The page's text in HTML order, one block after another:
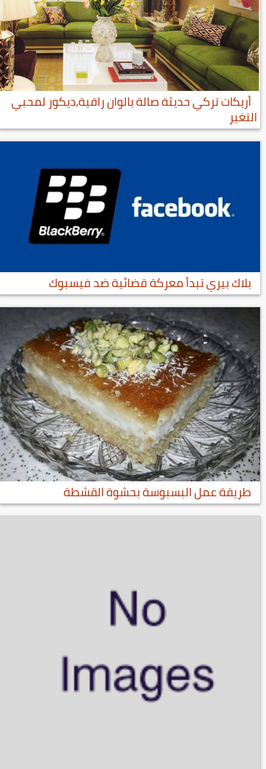
أريكات تركي حديثة صالة بالوان راقية,ديكور لمحبي
التغير
بلاك بيري تبدأ معركة قضائية ضد فيسبوك
طريقة عمل البسبوسة بحشوة القشطة